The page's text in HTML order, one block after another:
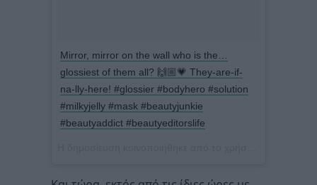
Mirror, mirror on the wall who is the…
glossiest of them all? 🙌🏼💗 They-are-if-
na-lly-here! #glossier #bodyhero #solution
#milkyjelly #mask #beautyjunkie
#beautyaddict #beautyeditorslife